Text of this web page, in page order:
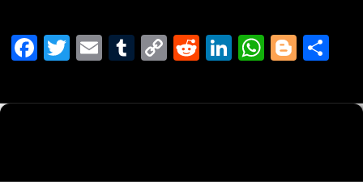
F
c
T
itt
E
ai
T
m
C
p
R
d
Li
k
W
at
Bl
g ar